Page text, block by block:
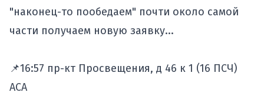
"наконец-то пообедаем" почти около самой
части получаем новую заявку...
📌16:57 пр-кт Просвещения, д 46 к 1 (16 ПСЧ)
АСА